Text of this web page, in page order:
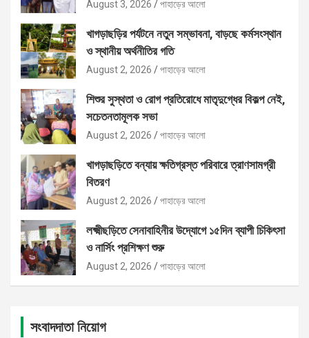
August 3, 2026 পাহাড়ের আলো
খাগড়াছড়ির পর্যটনে নতুন সম্ভাবনা, বাড়ছে কর্মসংস্থান
ও স্থানীয় অর্থনীতির গতি
August 2, 2026 পাহাড়ের আলো
শিশুর সুস্থতা ও রোগ প্রতিরোধে মাতৃদুগ্ধের বিকল্প নেই,
সচেতনতামূলক সভা
August 2, 2026 পাহাড়ের আলো
খাগড়াছড়িতে বন্যায় ক্ষতিগ্রস্ত পরিবারে ত্রাণসামগ্রী
বিতরণ
August 2, 2026 পাহাড়ের আলো
লক্ষ্মীছড়িতে সেনাবাহিনীর উদ্যোগে ১৫দিন ব্যাপী চিকিৎসা
ও নার্সিং প্রশিক্ষণ শুরু
August 2, 2026 পাহাড়ের আলো
সংবাদদাতা নিয়োগ